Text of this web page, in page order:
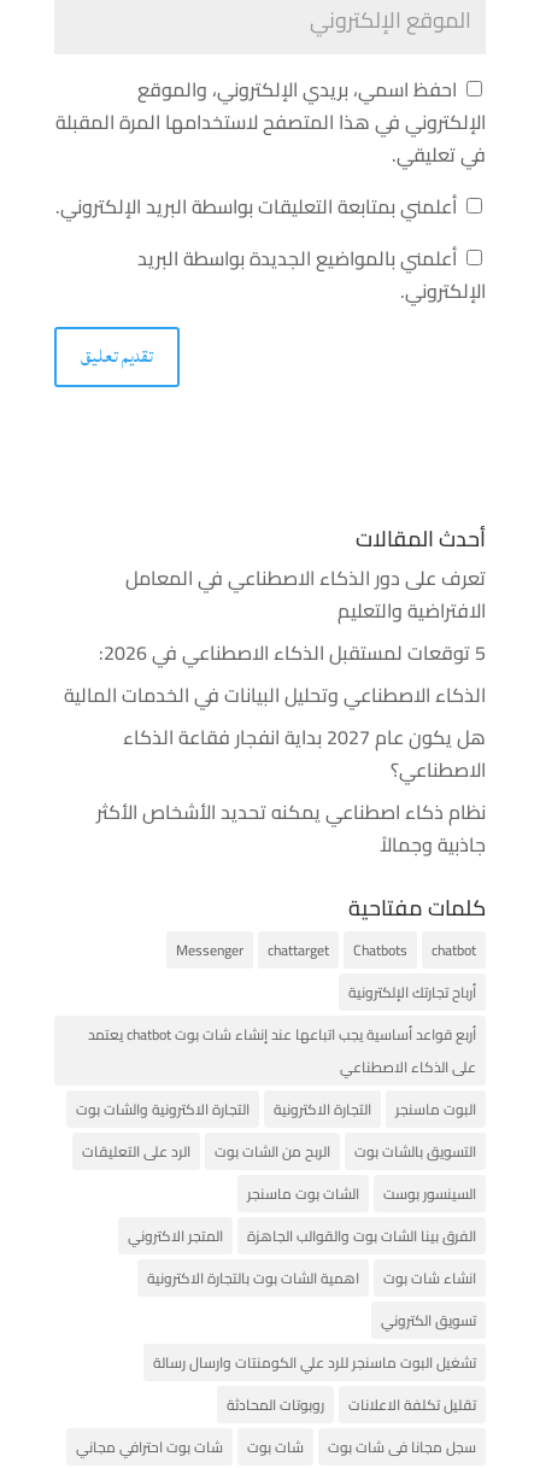
احفظ اسمي، بريدي الإلكتروني، والموقع
الإلكتروني في هذا المتصفح لاستخدامها المرة المقبلة
في تعليقي.
أعلمني بمتابعة التعليقات بواسطة البريد الإلكتروني.
أعلمني بالمواضيع الجديدة بواسطة البريد
الإلكتروني.
أحدث المقالات
تعرف على دور الذكاء الاصطناعي في المعامل
الافتراضية والتعليم
5 توقعات لمستقبل الذكاء الاصطناعي في 2026:
الذكاء الاصطناعي وتحليل البيانات في الخدمات المالية
هل يكون عام 2027 بداية انفجار فقاعة الذكاء
الاصطناعي؟
نظام ذكاء اصطناعي يمكنه تحديد الأشخاص الأكثر
جاذبية وجمالاً
كلمات مفتاحية
chatbot
Chatbots
chattarget
Messenger
أرباح تجارتك الإلكترونية
أربع قواعد أساسية يجب اتباعها عند إنشاء شات بوت chatbot يعتمد
على الذكاء الاصطناعي
البوت ماسنجر
التجارة الاكترونية
التجارة الاكترونية والشات بوت
التسويق بالشات بوت
الربح من الشات بوت
الرد على التعليقات
السينسور بوست
الشات بوت ماسنجر
الفرق بينا الشات بوت والقوالب الجاهزة
المتجر الاكتروني
انشاء شات بوت
اهمية الشات بوت بالتجارة الاكترونية
تسويق الكتروني
تشغيل البوت ماسنجر للرد علي الكومنتات وارسال رسالة
تقليل تكلفة الاعلانات
روبوتات المحادثة
سجل مجانا فى شات بوت
شات بوت شات بوت احترافي مجاني